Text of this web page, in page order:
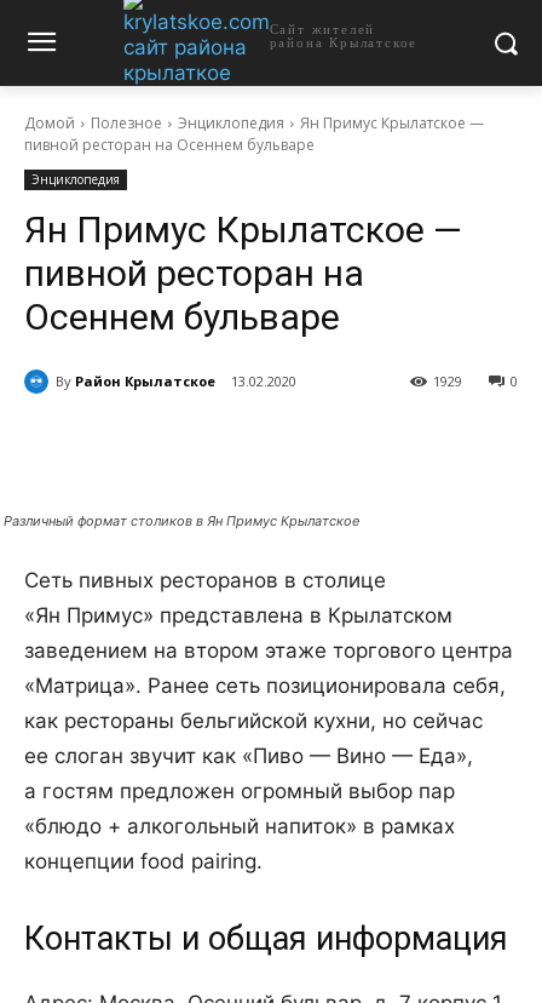
Сайт жителей
района Крылатское
Домой Полезное Энциклопедия
Ян Примус Крылатское —
пивной ресторан на Осеннем бульваре
Энциклопедия
Ян Примус Крылатское —
пивной ресторан на
Осеннем бульваре
By Район Крылатское 13.02.2020 0
1929
Различный формат столиков в Ян Примус Крылатское
Сеть пивных ресторанов в столице
«Ян Примус» представлена в Крылатском
заведением на втором этаже торгового центра
«Матрица». Ранее сеть позиционировала себя,
как рестораны бельгийской кухни, но сейчас
ее слоган звучит как «Пиво — Вино — Еда»,
а гостям предложен огромный выбор пар
«блюдо + алкогольный напиток» в рамках
концепции food pairing.
Контакты и общая информация